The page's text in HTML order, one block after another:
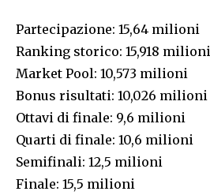
Partecipazione: 15,64 milioni
Ranking storico: 15,918 milioni
Market Pool: 10,573 milioni
Bonus risultati: 10,026 milioni
Ottavi di finale: 9,6 milioni
Quarti di finale: 10,6 milioni
Semifinali: 12,5 milioni
Finale: 15,5 milioni